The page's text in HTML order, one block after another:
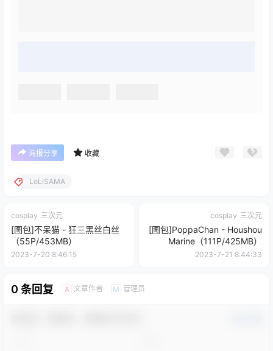
海报分享 收藏
LoLiSAMA
cosplay 三次元
[图包]不呆猫 - 狂三黑丝白丝
（55P/453MB）
2023-7-20 8:46:15
cosplay 三次元
[图包]PoppaChan - Houshou
Marine（111P/425MB）
2023-7-21 8:44:33
0 条回复 A 文章作者 M 管理员